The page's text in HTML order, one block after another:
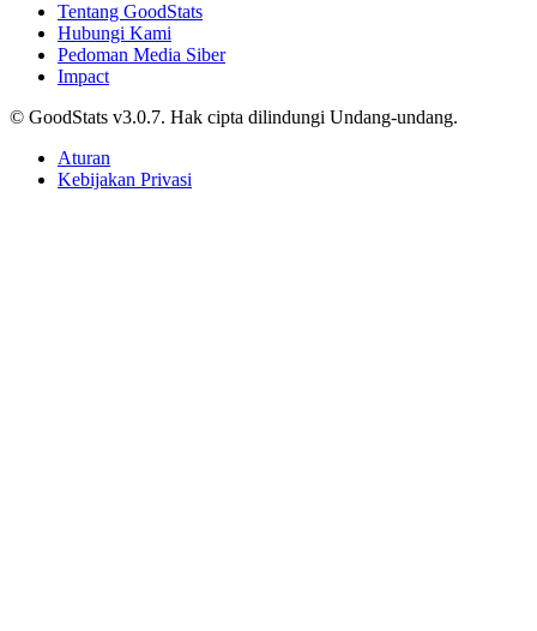
Tentang GoodStats
Hubungi Kami
Pedoman Media Siber
Impact
© GoodStats v3.0.7. Hak cipta dilindungi Undang-undang.
Aturan
Kebijakan Privasi